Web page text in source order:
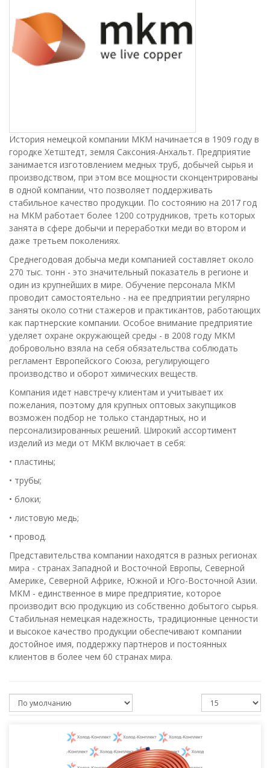
История немецкой компании MKM начинается в 1909 году в
городке Хетштедт, земля Саксония-Анхальт. Предприятие
занимается изготовлением медных труб, добычей сырья и
производством, при этом все мощности сконцентрированы
в одной компании, что позволяет поддерживать
стабильное качество продукции. По состоянию на 2017 год
на MKM работает более 1200 сотрудников, треть которых
занята в сфере добычи и переработки меди во втором и
даже третьем поколениях.
Среднегодовая добыча меди компанией составляет около
270 тыс. тонн - это значительный показатель в регионе и
один из крупнейших в мире. Обучение персонала MKM
проводит самостоятельно - на ее предприятии регулярно
заняты около сотни стажеров и практикантов, работающих
как партнерские компании. Особое внимание предприятие
уделяет охране окружающей среды - в 2008 году MKM
добровольно взяла на себя обязательства соблюдать
регламент Европейского Союза, регулирующего
производство и оборот химических веществ.
Компания идет навстречу клиентам и учитывает их
пожелания, поэтому для крупных оптовых закупщиков
возможен подбор не только стандартных, но и
персонализированных решений. Широкий ассортимент
изделий из меди от MKM включает в себя:
• пластины;
• трубы;
• блоки;
• листовую медь;
• провод.
Представительства компании находятся в разных регионах
мира - странах Западной и Восточной Европы, Северной
Америке, Северной Африке, Южной и Юго-Восточной Азии.
MKM - единственное в мире предприятие, которое
производит всю продукцию из собственно добытого сырья.
Стабильная немецкая надежность, традиционные ценности
и высокое качество продукции обеспечивают компании
достойное имя, поддержку партнеров и постоянных
клиентов в более чем 60 странах мира.